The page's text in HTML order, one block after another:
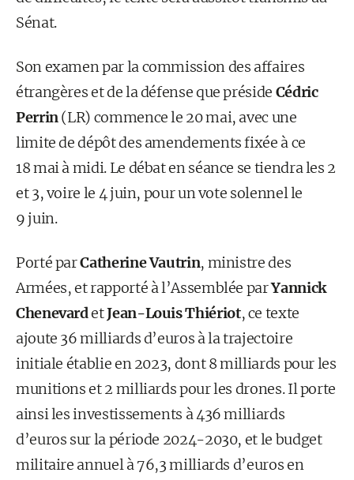
Sénat.
Son examen par la commission des affaires
étrangères et de la défense que préside Cédric
Perrin(LR) commence le 20 mai, avec une
limite de dépôt des amendements fixée à ce
18 mai à midi. Le débat en séance se tiendra les 2
et 3, voire le 4 juin, pour un vote solennel le
9 juin.
Porté parCatherine Vautrin, ministre des
Armées, et rapporté à l’Assemblée parYannick
ChenevardetJean-Louis Thiériot, ce texte
ajoute 36 milliards d’euros à la trajectoire
initiale établie en 2023, dont 8 milliards pour les
munitions et 2 milliards pour les drones. Il porte
ainsi les investissements à 436 milliards
d’euros sur la période 2024-2030, et le budget
militaire annuel à 76,3 milliards d’euros en